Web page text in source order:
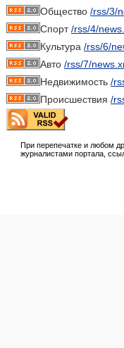
Общество /rss/3/
Спорт/rss/4/
Культура /rss/6/
Авто /rss/7/
Недвижимость /
Происшествия /
При перепечатке и любом
журналистами портала,